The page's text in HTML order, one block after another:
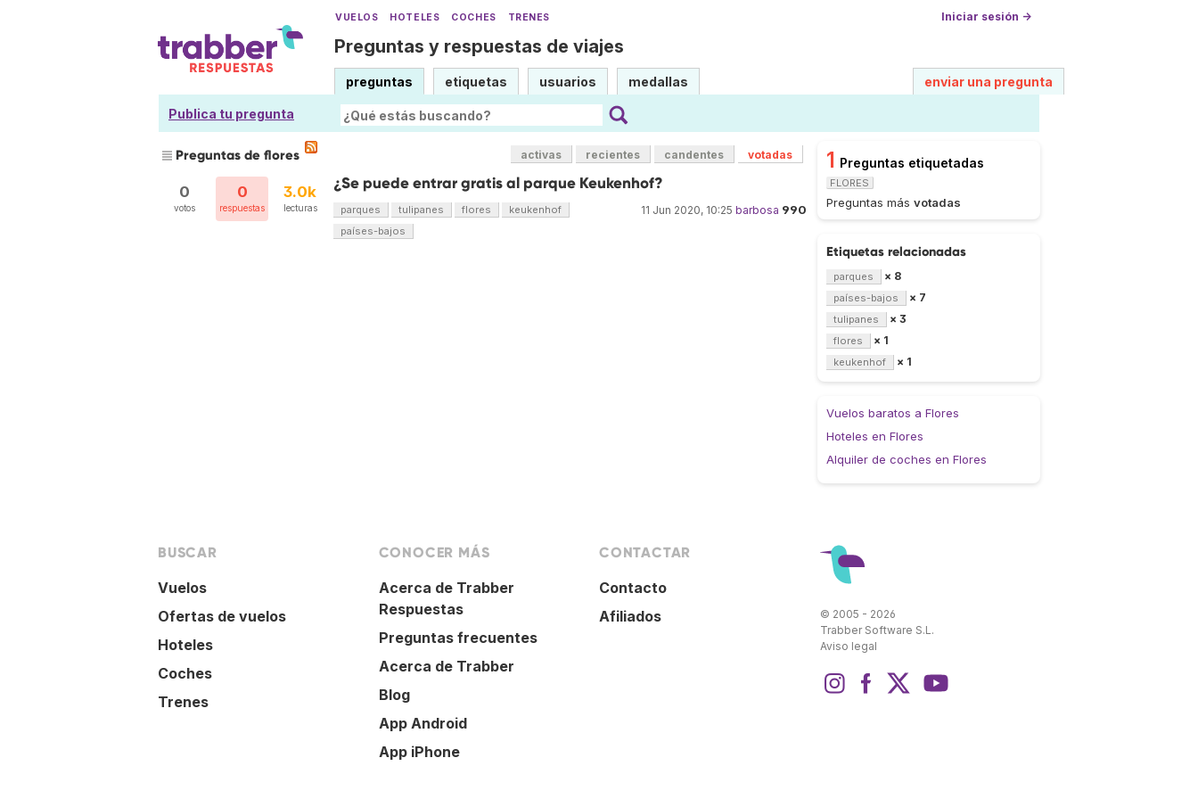
VUELOS HOTELES COCHES TRENES Iniciar sesión →
Preguntas y respuestas de viajes
preguntas etiquetas usuarios medallas enviar una pregunta
Publica tu pregunta
Preguntas de flores activas recientes candentes votadas
0
votos
0
respuestas
3.0k
lecturas
¿Se puede entrar gratis al parque Keukenhof?
11 Jun 2020, 10:25 barbosa 990
parques tulipanes flores
keukenhof
países-bajos
1 Preguntas etiquetadas
FLORES
Preguntas más votadas
Etiquetas relacionadas
parques × 8
países-bajos × 7
tulipanes × 3
flores × 1
keukenhof × 1
Vuelos baratos a Flores
Hoteles en Flores
Alquiler de coches en Flores
BUSCAR
Vuelos
Ofertas de vuelos
Hoteles
Coches
Trenes
CONOCER MÁS
Acerca de Trabber
Respuestas
Preguntas frecuentes
Acerca de Trabber
Blog
App Android
App iPhone
CONTACTAR
Contacto
Afiliados
© 2005 - 2026
Trabber Software S.L.
Aviso legal